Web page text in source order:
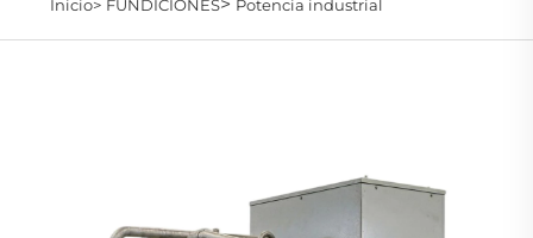
Inicio> FUNDICIONES Potencia industrial